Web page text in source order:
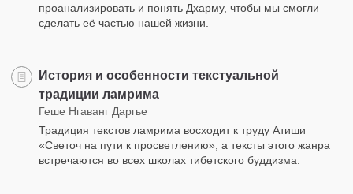
проанализировать и понять Дхарму, чтобы мы смогли
сделать её частью нашей жизни.
История и особенности текстуальной
традиции ламрима
Геше Нгаванг Даргье
Традиция текстов ламрима восходит к труду Атиши
«Светоч на пути к просветлению», а тексты этого жанра
встречаются во всех школах тибетского буддизма.